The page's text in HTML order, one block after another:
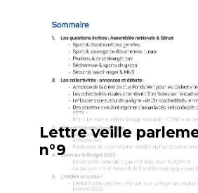
Lettre veille
n°9